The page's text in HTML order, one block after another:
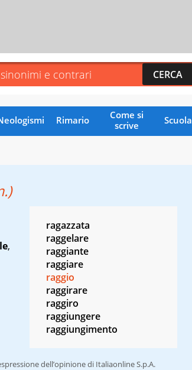
Rimario
Come si
scrive
Scuola
,
ragazzata
raggelare
raggiante
raggiare
raggio
raggirare
raggiro
raggiungere
raggiungimento
dell’opinione di Italiaonline S.p.A.